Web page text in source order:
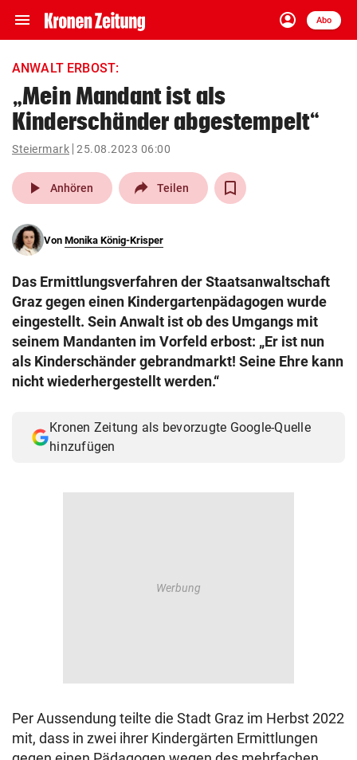
menu Navigation
ein-/ausklappen
account_circle
Anmelden
Abo
close Schließen
account_circle Anmelden
arrow_right
pin_drop
Wien arrow_right
search
eingeben
© Krone Multimedia GmbH & Co KG 2026
Muthgasse 2, 1190 Wien
ANWALT ERBOST:
„Mein Mandant ist als
Kinderschänder abgestempelt“
Steiermark 25.08.2023 06:00
play_arrow Anhören Teilen
Von Monika König-Krisper
Das Ermittlungsverfahren der Staatsanwaltschaft
Graz gegen einen Kindergartenpädagogen wurde
eingestellt. Sein Anwalt ist ob des Umgangs mit
seinem Mandanten im Vorfeld erbost: „Er ist nun
als Kinderschänder gebrandmarkt! Seine Ehre kann
nicht wiederhergestellt werden.“
Kronen Zeitung als bevorzugte Google-Quelle
hinzufügen
Per Aussendung teilte die Stadt Graz im Herbst 2022
mit, dass in zwei ihrer Kindergärten Ermittlungen